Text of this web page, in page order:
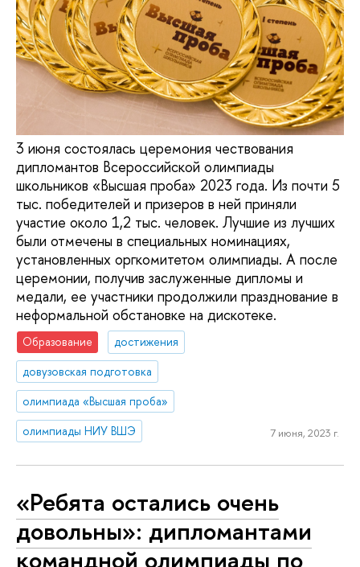
3 июня состоялась церемония чествования
дипломантов Всероссийской олимпиады
школьников «Высшая проба» 2023 года. Из почти 5
тыс. победителей и призеров в ней приняли
участие около 1,2 тыс. человек. Лучшие из лучших
были отмечены в специальных номинациях,
установленных оргкомитетом олимпиады. А после
церемонии, получив заслуженные дипломы и
медали, ее участники продолжили празднование в
неформальной обстановке на дискотеке.
Образование
достижения
довузовская подготовка
олимпиада «Высшая проба»
олимпиады НИУ ВШЭ
7 июня, 2023 г.
«Ребята остались очень
довольны»: дипломантами
командной олимпиады по